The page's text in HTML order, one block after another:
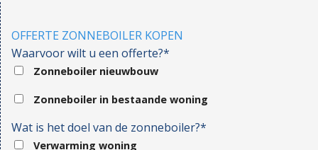
OFFERTE ZONNEBOILER KOPEN
Waarvoor wilt u een offerte?*
Zonneboiler nieuwbouw
Zonneboiler in bestaande woning
Wat is het doel van de zonneboiler?*
Verwarming woning